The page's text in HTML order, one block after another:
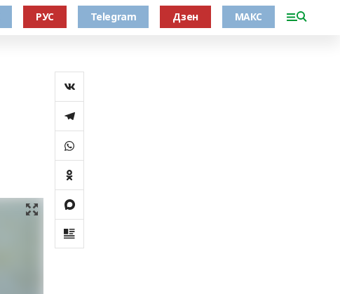
РУС Telegram Дзен МАКС